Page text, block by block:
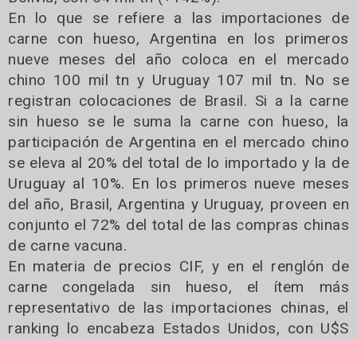
En lo que se refiere a las importaciones de
carne con hueso, Argentina en los primeros
nueve meses del año coloca en el mercado
chino 100 mil tn y Uruguay 107 mil tn. No se
registran colocaciones de Brasil. Si a la carne
sin hueso se le suma la carne con hueso, la
participación de Argentina en el mercado chino
se eleva al 20% del total de lo importado y la de
Uruguay al 10%. En los primeros nueve meses
del año, Brasil, Argentina y Uruguay, proveen en
conjunto el 72% del total de las compras chinas
de carne vacuna.
En materia de precios CIF, y en el renglón de
carne congelada sin hueso, el ítem más
representativo de las importaciones chinas, el
ranking lo encabeza Estados Unidos, con U$S